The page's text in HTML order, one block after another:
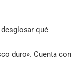
qué
duro». Cuenta con